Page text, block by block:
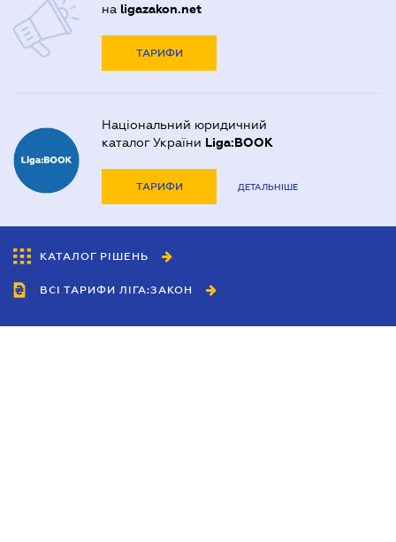
на ligazakon.net
ТАРИФИ
Національний юридичний
каталог України Liga:BOOK
ТАРИФИ ДЕТАЛЬНІШЕ
КАТАЛОГ РІШЕНЬ
ВСІ ТАРИФИ ЛІГА:ЗАКОН